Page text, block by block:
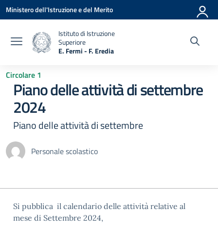
Vai ai contenuti
Vai al menu di navigazione
Vai al footer
Ministero dell'Istruzione e del Merito
Istituto di Istruzione
Superiore
E. Fermi - F. Eredia
Circolare 1
Piano delle attività di settembre
2024
Piano delle attività di settembre
Personale scolastico
Si pubblica il calendario delle attività relative al
mese di Settembre 2024,